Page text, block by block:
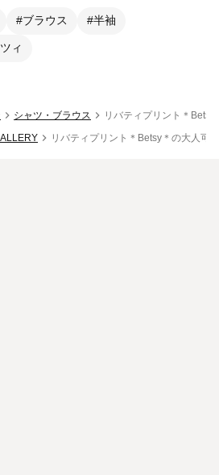
#ブラウス #半袖
ィ
シャツ・ブラウス
リバティプリント＊
リバティプリント＊Betsy＊の大人可